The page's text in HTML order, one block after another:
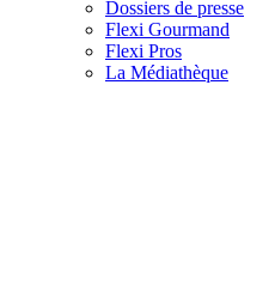
Dossiers de presse
Flexi Gourmand
Flexi Pros
La Médiathèque